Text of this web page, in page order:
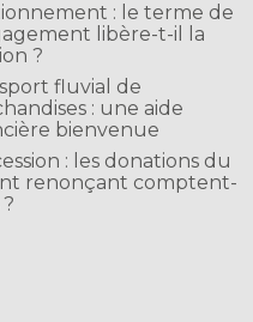
: le terme de
libère-t-il la
?
fluvial de
: une aide
bienvenue
: les donations du
renonçant comptent-